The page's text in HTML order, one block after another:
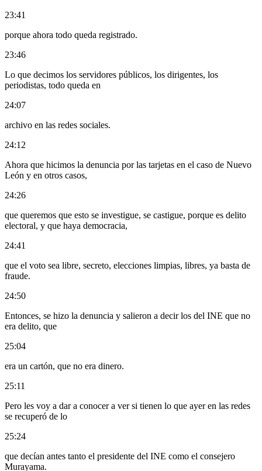
23:41
porque ahora todo queda registrado.
23:46
Lo que decimos los servidores públicos, los dirigentes, los
periodistas, todo queda en
24:07
archivo en las redes sociales.
24:12
Ahora que hicimos la denuncia por las tarjetas en el caso de Nuevo
León y en otros casos,
24:26
que queremos que esto se investigue, se castigue, porque es delito
electoral, y que haya democracia,
24:41
que el voto sea libre, secreto, elecciones limpias, libres, ya basta de
fraude.
24:50
Entonces, se hizo la denuncia y salieron a decir los del INE que no
era delito, que
25:04
era un cartón, que no era dinero.
25:11
Pero les voy a dar a conocer a ver si tienen lo que ayer en las redes
se recuperó de lo
25:24
que decían antes tanto el presidente del INE como el consejero
Murayama.